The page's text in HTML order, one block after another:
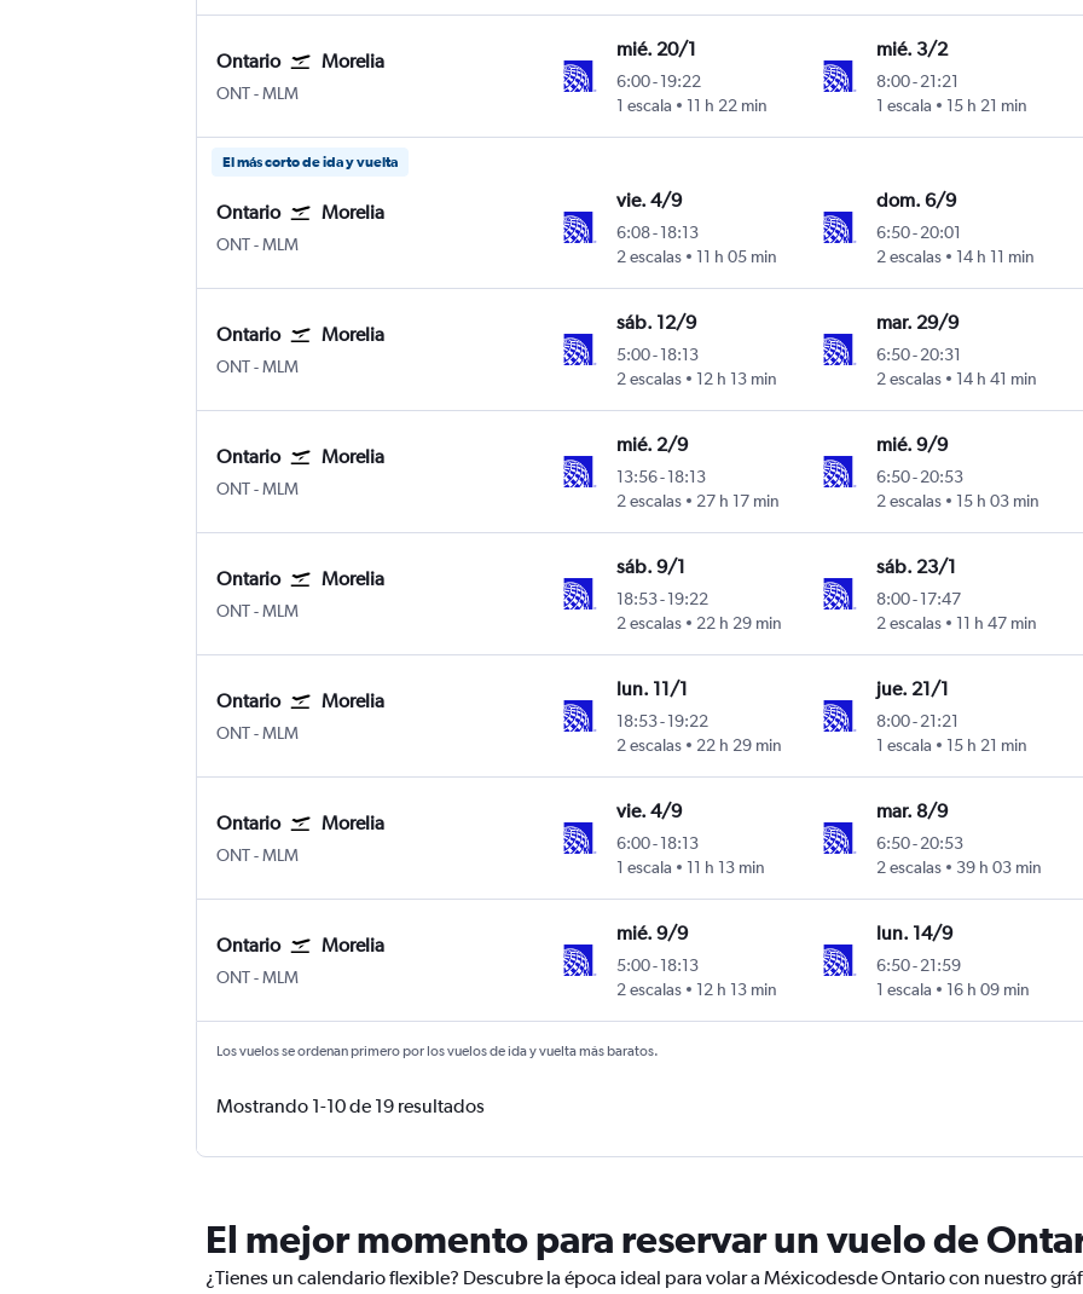
Ontario Morelia
ONTOntario
-MLM
mié. 20/1
6:00-19:22
1 escala
11 h 22 min
mié. 3/2
8:00-21:21
1 escala
15 h 21 min
El más corto de ida y vuelta
Ontario Morelia
ONTOntario
-MLM
vie. 4/9
6:08-18:13
2 escalas
11 h 05 min
dom. 6/9
6:50-20:01
2 escalas
14 h 11 min
Ontario Morelia
ONTOntario
-MLM
sáb. 12/9
5:00-18:13
2 escalas
12 h 13 min
mar. 29/9
6:50-20:31
2 escalas
14 h 41 min
Ontario Morelia
ONTOntario
-MLM
mié. 2/9
13:56-18:13
2 escalas
27 h 17 min
mié. 9/9
6:50-20:53
2 escalas
15 h 03 min
Ontario Morelia
ONTOntario
-MLM
sáb. 9/1
18:53-19:22
2 escalas
22 h 29 min
sáb. 23/1
8:00-17:47
2 escalas
11 h 47 min
Ontario Morelia
ONTOntario
-MLM
lun. 11/1
18:53-19:22
2 escalas
22 h 29 min
jue. 21/1
8:00-21:21
1 escala
15 h 21 min
Ontario Morelia
ONTOntario
-MLM
vie. 4/9
6:00-18:13
1 escala
11 h 13 min
mar. 8/9
6:50-20:53
2 escalas
39 h 03 min
Ontario Morelia
ONTOntario
-MLM
mié. 9/9
5:00-18:13
2 escalas
12 h 13 min
lun. 14/9
6:50-21:59
1 escala
16 h 09 min
Los vuelos se ordenan primero por los vuelos de ida y vuelta más baratos.
Mostrando 1-10 de 19 resultados
El mejor momento para reservar un vuelo de
¿Tienes un calendario flexible? Descubre la época ideal para volar a Méxicodesde Ontario con nuestro